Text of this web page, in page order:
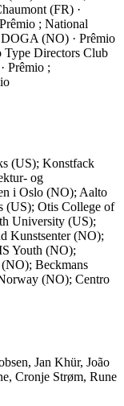
(FR) ·
; National
(NO) · Prêmio
Directors Club
· Prêmio ;
(US); Konstfack
og
i Oslo (NO); Aalto
(US); Otis College of
University (US);
Kunstsenter (NO);
Youth (NO);
Beckmans
(NO); Centro
Jan Khür, João
Cronje Strøm, Rune